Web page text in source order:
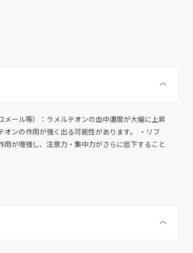
ール等）：ラメルテオンの血中濃度が大幅に上昇
ンの作用が強く出る可能性があります。 ・リフ
が増強し、注意力・集中力がさらに低下すること